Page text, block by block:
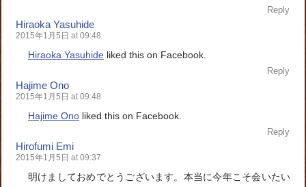
Reply
Hiraoka Yasuhide
2015年1月5日 at 09:48
Hiraoka Yasuhide liked this on Facebook.
Reply
Hajime Ono
2015年1月5日 at 09:48
Hajime Ono liked this on Facebook.
Reply
Hirofumi Emi
2015年1月5日 at 09:37
明けましておめでとうございます。本当に今年こそ会いたい